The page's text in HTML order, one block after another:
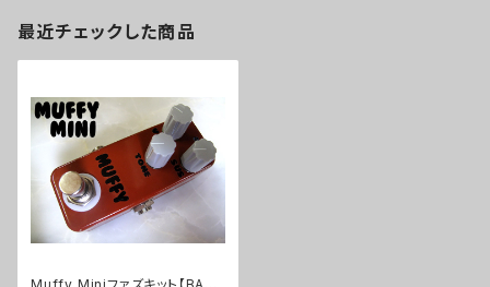
最近チェックした商品